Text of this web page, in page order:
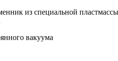
из специальной
вакуума